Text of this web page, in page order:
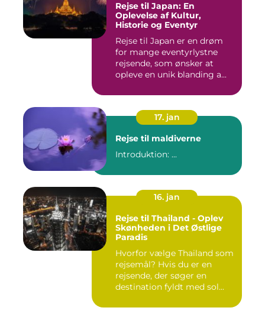
Rejse til Japan: En
Oplevelse af Kultur,
Historie og Eventyr
Rejse til Japan er en drøm
for mange eventyrlystne
rejsende, som ønsker at
opleve en unik blanding a...
17. jan
Rejse til maldiverne
Introduktion: ...
16. jan
Rejse til Thailand - Oplev
Skønheden i Det Østlige
Paradis
Hvorfor vælge Thailand som
rejsemål? Hvis du er en
rejsende, der søger en
destination fyldt med sol...